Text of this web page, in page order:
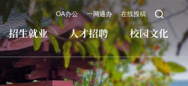
OA办公 一网通办 在线投稿
招生就业 人才招聘 校园文化